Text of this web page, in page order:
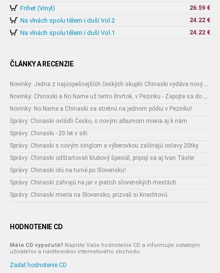
Frihet (Vinyl) 26.59 €
Na vlnách spolu tělem i duší Vol.2 24.22 €
Na vlnách spolu tělem i duší Vol.1 24.22 €
ČLÁNKY A RECENZIE
Novinky: Jedna z najúspešnejších českých skupín Chinaski vydáva nový albumNení nám do pláče.
Novinky: Chinaski a No Name už tento štvrtok, v Pezinku - Zapojte sa do súťaže o lístky!
Novinky: No Name a Chinaski sa stretnú na jednom pódiu v Pezinku!
Správy: Chinaski ovládli Česko, s novým albumom mieria aj k nám
Správy: Chinaski - 20 let v síti
Správy: Chinaski s novým singlom a výberovkou začínajú oslavy 20tky
Správy: Chinaski odštartovali klubový špeciál, pripojí sa aj Ivan Tásler
Správy: Chinaski idú na turné po Slovensku!
Správy: Chinaski zahrajú na jar v piatich slovenských mestách
Správy: Chinaski mieria na Slovensko, prizvali si Knechtovú
HODNOTENIE CD
Máte CD vypočuté? Napíšte Vaše hodnotenie CD a informujte ostatným
užívateľov a návštevníkov internetového obchodu.
Zadať hodnotenie CD